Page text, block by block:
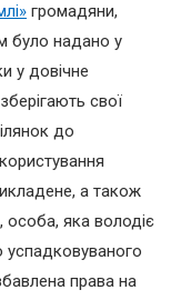
громадяни,
було надано у
у довічне
свої
до
а також
особа, яка володіє
успадковуваного
права на